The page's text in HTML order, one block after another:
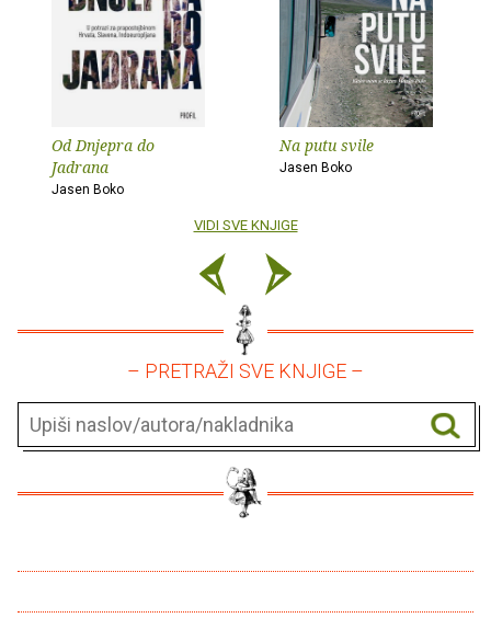
Od Dnjepra do
Jadrana
Jasen Boko
Na putu svile
Jasen Boko
VIDI SVE KNJIGE
– PRETRAŽI SVE KNJIGE –